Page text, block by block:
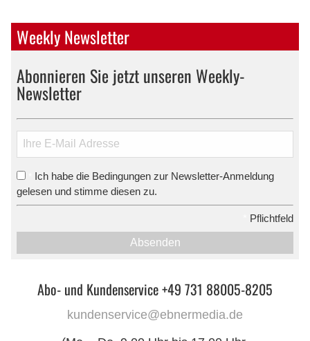
Weekly Newsletter
Abonnieren Sie jetzt unseren Weekly-
Newsletter
Ich habe die Bedingungen zur Newsletter-Anmeldung
gelesen und stimme diesen zu.
Pflichtfeld
Absenden
Abo- und Kundenservice +49 731 88005-8205
kundenservice@ebnermedia.de